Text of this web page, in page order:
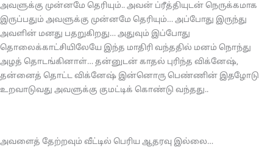
அவளுக்கு முன்னமே தெரியும்.. அவன் ப்ரீத்தியுடன் நெருக்கமாக
இருப்பதும் அவளுக்கு முன்னமே தெரியும்… அப்போது இருந்து
அவளின் மனது பதறுகிறது… அதுவும் இப்போது
தொலைக்காட்சியிலேயே இந்த மாதிரி வந்ததில் மனம் நொந்து
அழத் தொடங்கினாள்… தன்னுடன் காதல் புரிந்த விக்னேஷ்,
தன்னைத் தொட்ட விக்னேஷ் இன்னொரு பெண்ணின் இதழோடு
உறவாடுவது அவளுக்கு குமட்டிக் கொண்டு வந்தது..
அவளைத் தேற்றவும் வீட்டில் பெரிய ஆதரவு இல்லை…